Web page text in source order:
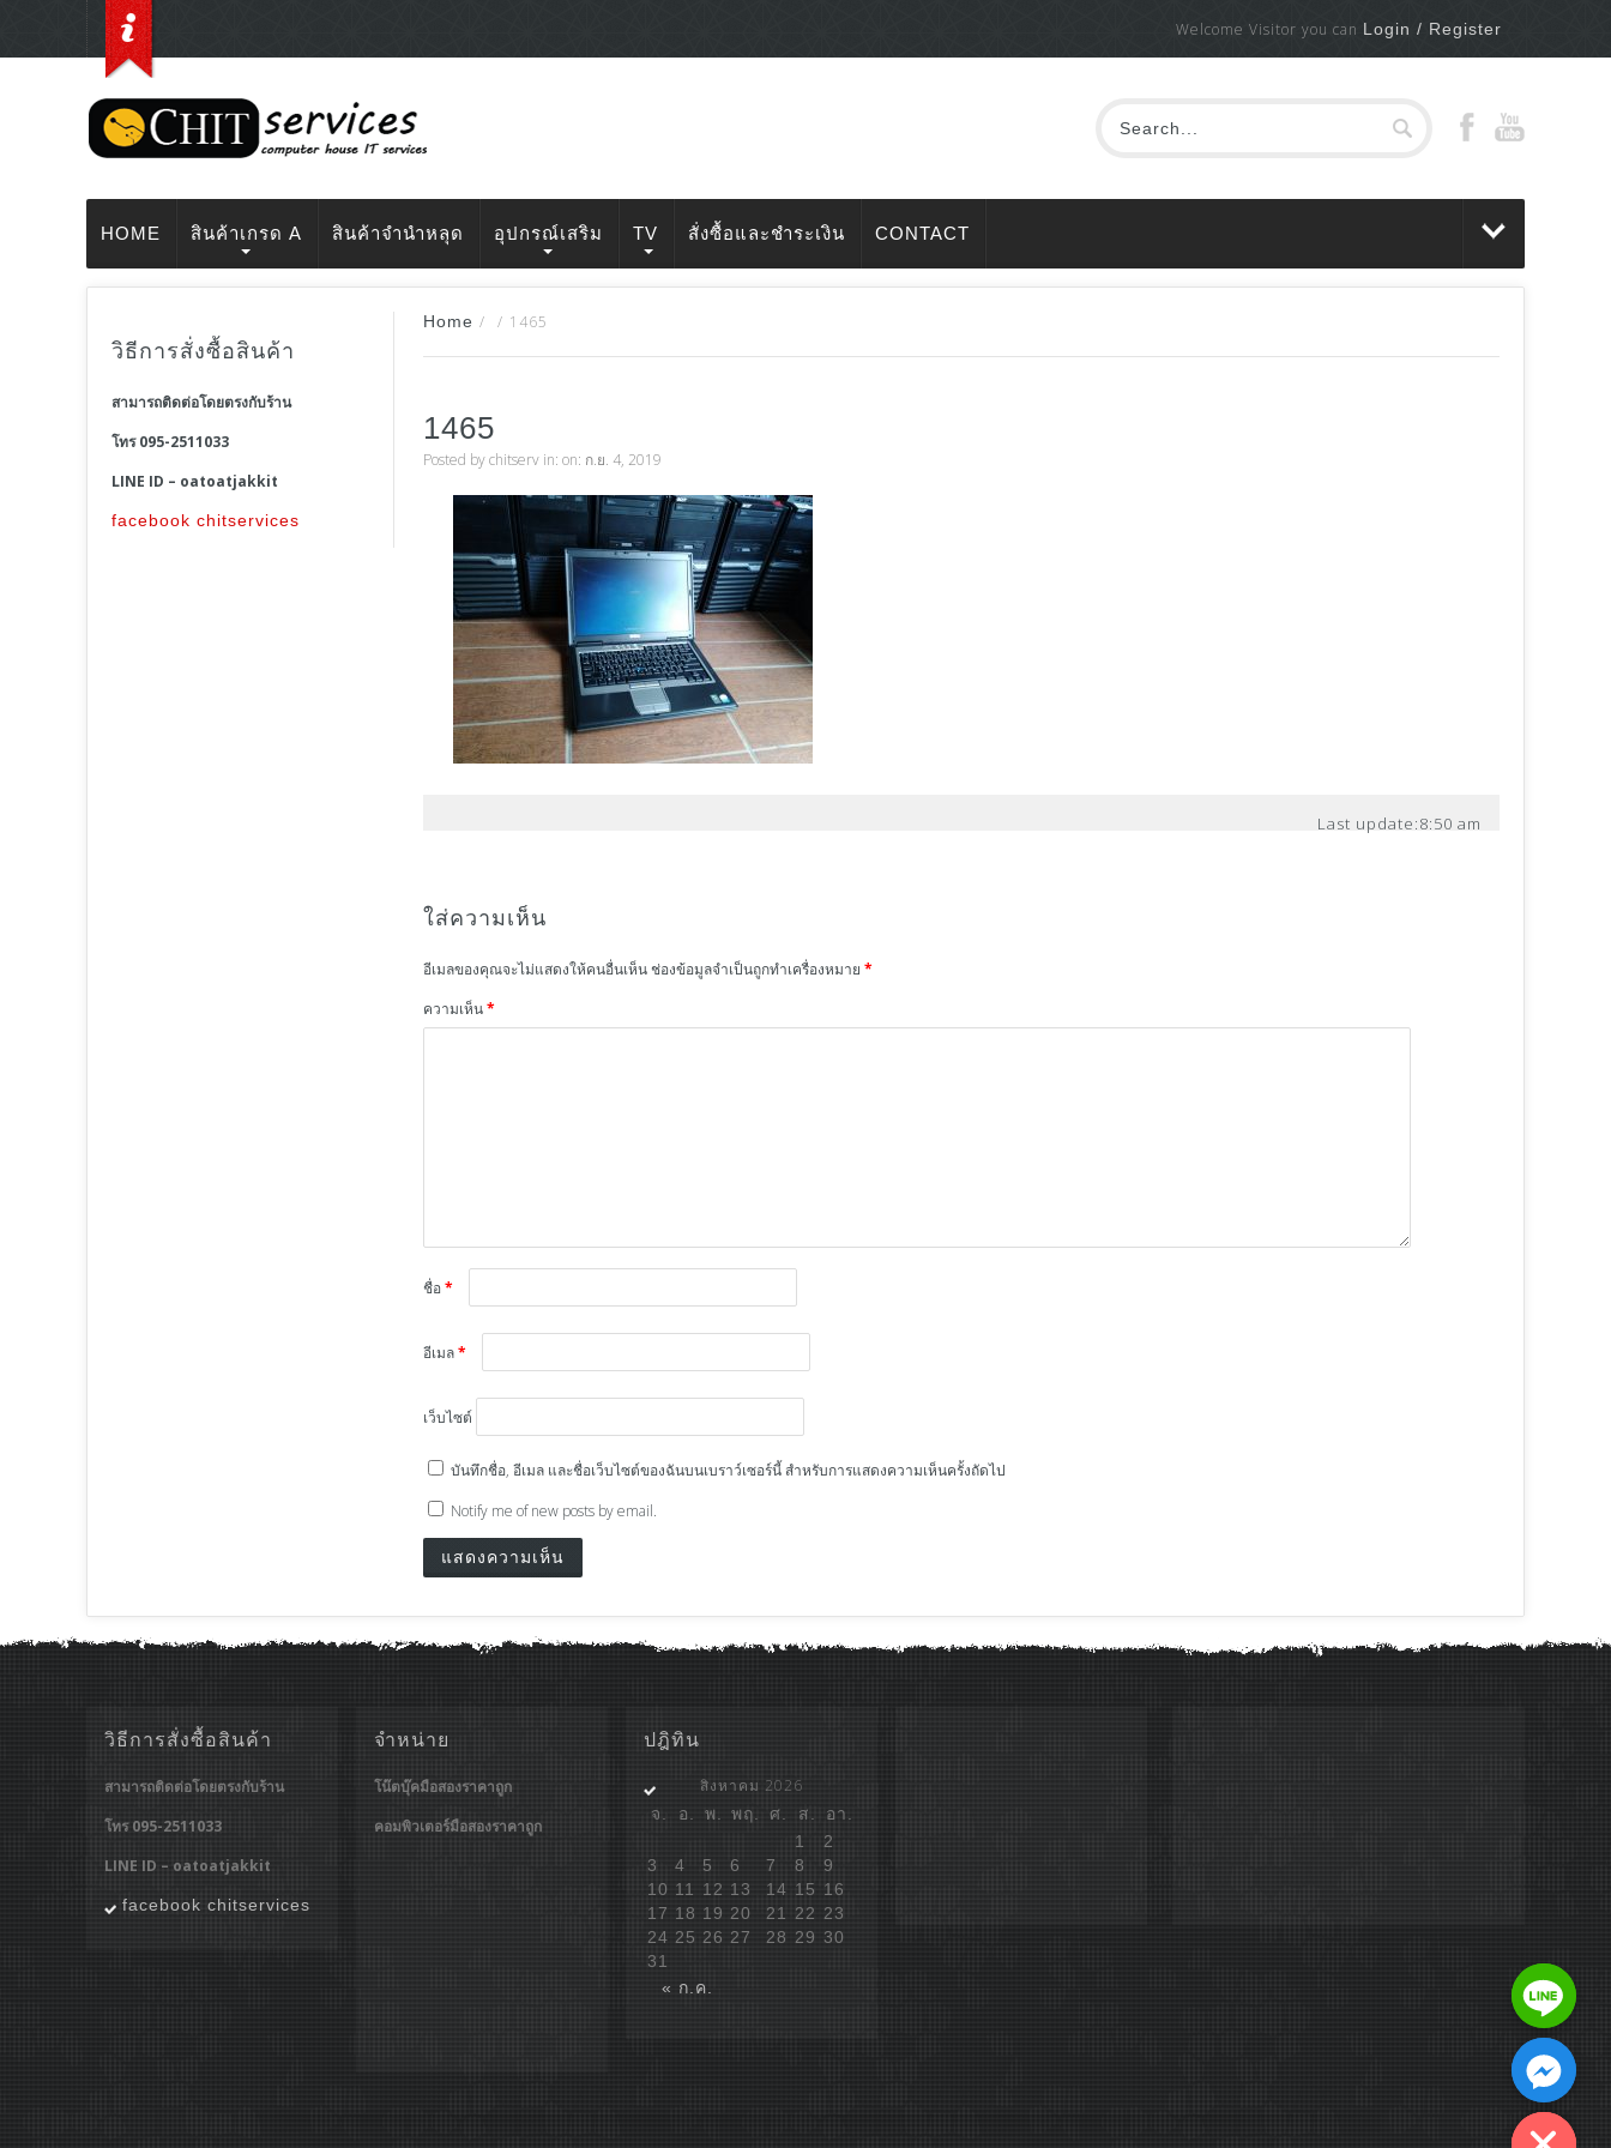
Welcome Visitor you can Login / Register
HOME สินค้าเกรด A สินค้าจำนำหลุด อุปกรณ์เสริม TV สั่งซื้อและชำระเงิน CONTACT
วิธีการสั่งซื้อสินค้า
สามารถติดต่อโดยตรงกับร้าน
โทร 095-2511033
LINE ID – oatoatjakkit
facebook chitservices
Home / / 1465
1465
Posted bychitserv in: on: ก.ย. 4, 2019
Last update:8:50 am
ใส่ความเห็น
อีเมลของคุณจะไม่แสดงให้คนอื่นเห็นช่องข้อมูลจำเป็นถูกทำเครื่องหมาย *
ความเห็น*
ชื่อ*
อีเมล*
เว็บไซต์
บันทึกชื่อ, อีเมล และชื่อเว็บไซต์ของฉันบนเบราว์เซอร์นี้ สำหรับการแสดงความเห็นครั้งถัดไป
Notify me of new posts by email.
วิธีการสั่งซื้อสินค้า
สามารถติดต่อโดยตรงกับร้าน
โทร 095-2511033
LINE ID – oatoatjakkit
facebook chitservices
จำหน่าย
โน๊ตบุ๊คมือสองราคาถูก
คอมพิวเตอร์มือสองราคาถูก
ปฎิทิน
สิงหาคม 2026
จ. อ. พ. พฤ. ศ. ส.
อา.
1
2
3
4 5 6 7 8
9
10 11 12 13 14 15 16
17 18 19 20 21 22 23
24 25 26 27 28 29 30
31
« ก.ค.